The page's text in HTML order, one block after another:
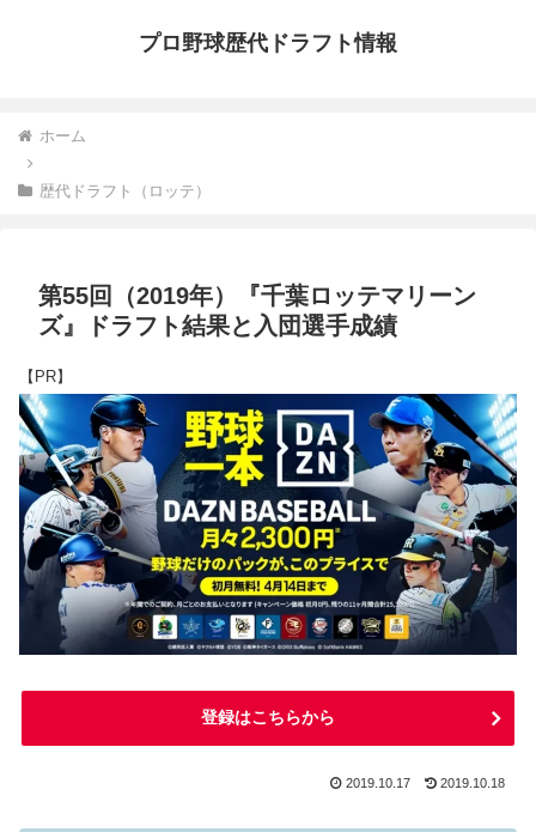
プロ野球歴代ドラフト情報
ホーム
歴代ドラフト（ロッテ）
第55回（2019年）『千葉ロッテマリーン
ズ』ドラフト結果と入団選手成績
【PR】
登録はこちらから
2019.10.17 2019.10.18